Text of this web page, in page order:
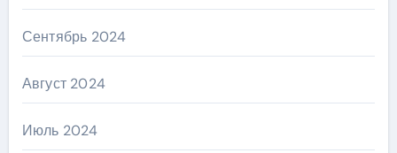
Сентябрь 2024
Август 2024
Июль 2024